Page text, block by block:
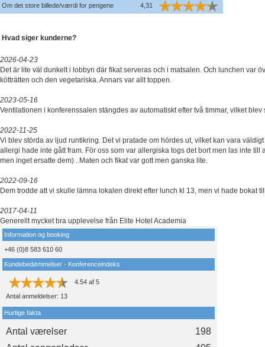
Om det store billede/værdi for pengene 4,31
Hvad siger kunderne?
2026-04-23
Det är lite väl dunkelt i lobbyn där fikat serveras och i matsalen. Och lunchen var
kötträtten och den vegetariska. Annars var allt toppen.
2023-05-16
Ventilationen i konferenssalen stängdes av automatiskt efter två timmar, vilket blev
2022-11-25
Vi blev störda av ljud runtikring. Det vi pratade om hördes ut, vilket kan vara
allergi hade inte gått fram. För oss som var allergiska togs det bort men las inte till
men inget ersatte dem) . Maten och fikat var gott men ganska lite.
2022-09-16
Dem trodde att vi skulle lämna lokalen direkt efter lunch kl 13, men vi hade bokat
2017-04-11
Generellt mycket bra upplevelse från Elite Hotel Academia
Information og booking
+46 (0)8 583 610 60
Kundebedømmelser - Konferenceindeks
4.54 af 5
Antal anmeldelser: 13
Hurtige fakta
Antal værelser
198